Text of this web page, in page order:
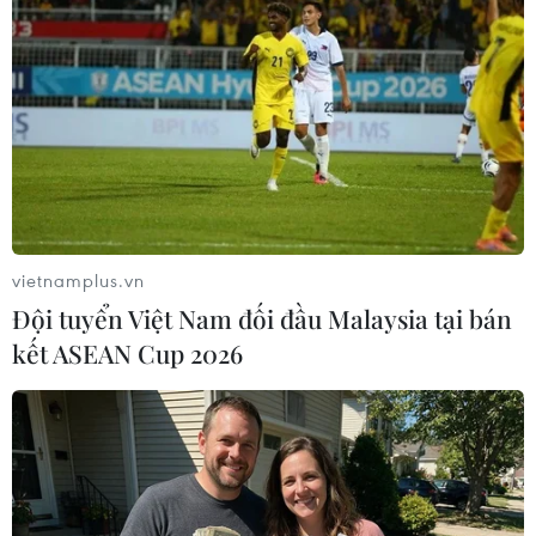
#công nghệ nano #bệnh Alzheimer
#protein gây hại
#amyloid beta
Israel Italy
Theo dõi VietnamPlus
TIN LIÊN QUAN
vietnamplus.vn
Đội tuyển Việt Nam đối đầu Malaysia tại bán
kết ASEAN Cup 2026